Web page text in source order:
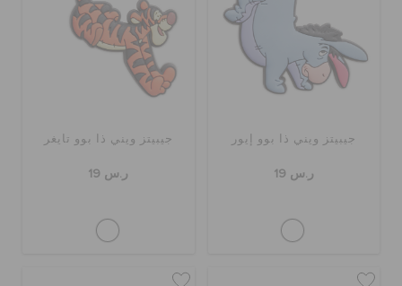
حالة الطلبية
الطلبيات المرتجعة
جيبيتز ويني ذا بوو إيور
ر.س 19
جيبيتز ويني ذا بوو تايغر
ر.س 19